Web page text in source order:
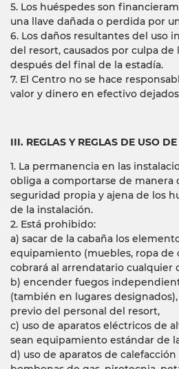
5. Los huéspedes son
una llave dañada o perdida por
6. Los daños resultantes del uso
del resort, causados ​​por culpa de
después del final de la estadía.
7. El Centro no se hace
valor y dinero en efectivo dejados
III. REGLAS Y REGLAS DE USO
1. La permanencia en las
obliga a comportarse de manera
seguridad propia y ajena de los
de la instalación.
2. Está prohibido:
a) sacar de la cabaña los
equipamiento (muebles, ropa de
cobrará al arrendatario cualquier
b) encender fuegos
(también en lugares
previo del personal del resort,
c) uso de aparatos eléctricos de
sean equipamiento estándar de
d) uso de aparatos de